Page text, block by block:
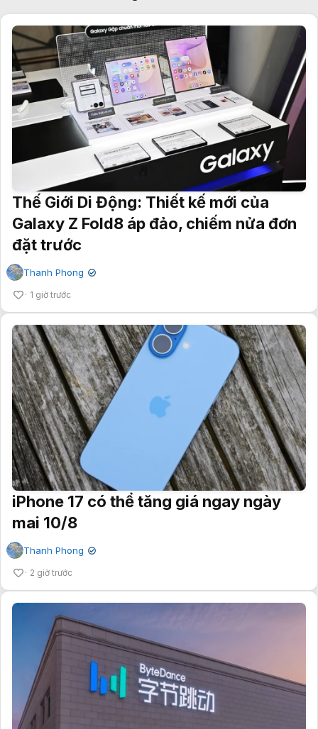
Thế Giới Di Động: Thiết kế mới của
Galaxy Z Fold8 áp đảo, chiếm nửa đơn
đặt trước
Thanh Phong ✔
1 giờ trước
iPhone 17 có thể tăng giá ngay ngày
mai 10/8
Thanh Phong ✔
2 giờ trước